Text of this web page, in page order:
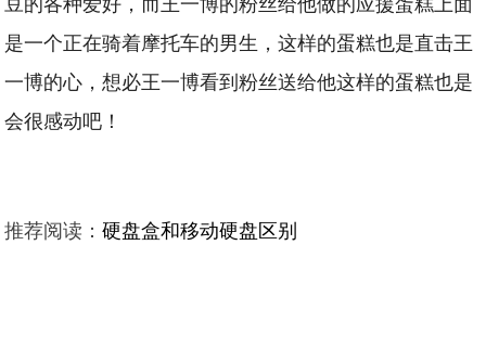
是一个正在骑着摩托车的男生，这样的蛋糕也是直击王
一博的心，想必王一博看到粉丝送给他这样的蛋糕也是
会很感动吧！
推荐阅读：硬盘盒和移动硬盘区别